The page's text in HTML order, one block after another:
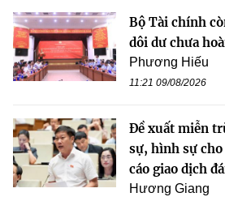
Bộ Tài chính
dôi dư chưa
Phương Hiếu
11:21 09/08/2026
Đề xuất miễn
sự, hình sự
cáo giao dịch
Hương Giang